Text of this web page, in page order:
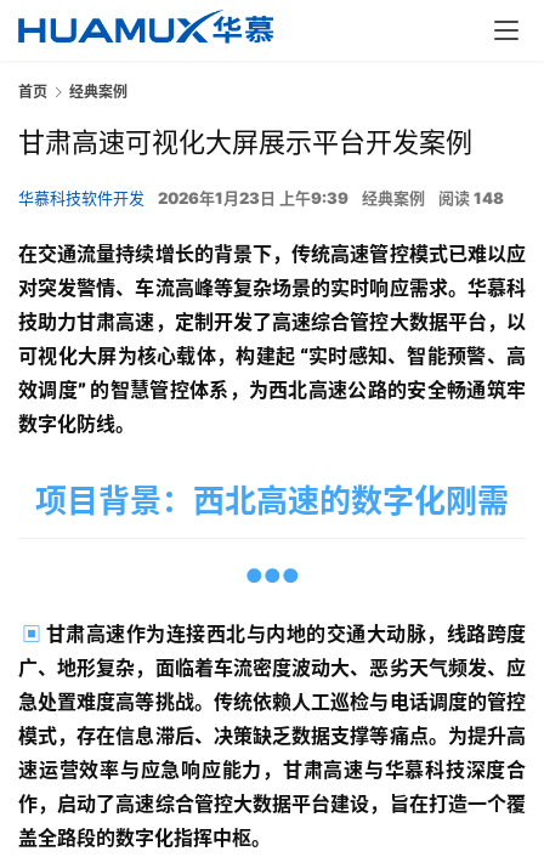
首页 经典案例
甘肃高速可视化大屏展示平台开发案例
华慕科技软件开发 2026年1月23日 上午9:39 经典案例 阅读 148
在交通流量持续增长的背景下，传统高速管控模式已难以应
对突发警情、车流高峰等复杂场景的实时响应需求。华慕科
技助力甘肃高速，定制开发了高速综合管控大数据平台，以
可视化大屏为核心载体，构建起 “实时感知、智能预警、高
效调度” 的智慧管控体系，为西北高速公路的安全畅通筑牢
数字化防线。
项目背景：西北高速的数字化刚需
●●●
▣ 甘肃高速作为连接西北与内地的交通大动脉，线路跨度
广、地形复杂，面临着车流密度波动大、恶劣天气频发、应
急处置难度高等挑战。传统依赖人工巡检与电话调度的管控
模式，存在信息滞后、决策缺乏数据支撑等痛点。为提升高
速运营效率与应急响应能力，甘肃高速与华慕科技深度合
作，启动了高速综合管控大数据平台建设，旨在打造一个覆
盖全路段的数字化指挥中枢。